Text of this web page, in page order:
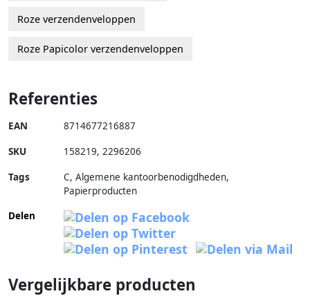
Roze verzendenveloppen
Roze Papicolor verzendenveloppen
Referenties
EAN 8714677216887
SKU 158219, 2296206
Tags
C, Algemene kantoorbenodigdheden,
Papierproducten
Delen
Vergelijkbare producten